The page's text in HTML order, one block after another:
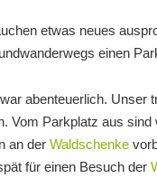
etwas neues
einen
abenteuerlich. Unser
Vom Parkplatz aus
an der Waldschenke
für einen Besuch der